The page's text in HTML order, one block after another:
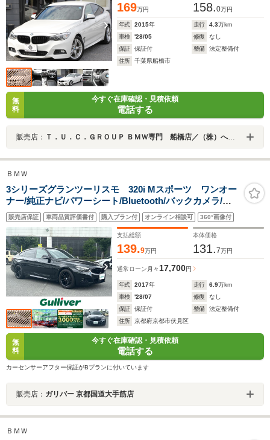
169万円 158.0万円
年式 2015年 走行 4.3万km
車検
'28/05 修復
なし
保証
保証付 整備
法定整備付
住所
千葉県船橋市
無
料
今すぐ在庫確認・見積依頼
電話する
販売店： Ｔ．Ｕ．Ｃ．ＧＲＯＵＰ ＢＭＷ専門 船橋店／（株）へリックス
ＢＭＷ
3シリーズグランツーリスモ 320i Mスポーツ ワンオー
ナー/純正ナビ/パワーシート/Bluetooth/バックカメラ/ア
イドリングストップ/コーナーセンサー/レザーステアリン
グ/パドルシフト/パワーバックドア/
販売店保証 車両品質評価書付 購入プラン付 オンライン相談可 360°画像付
支払総額
139.9万円
本体価格
131.7万円
通常ローン 月々 17,700円
年式 2017年 走行 6.9万km
車検
'28/07 修復
なし
保証
保証付 整備
法定整備付
住所
京都府京都市伏見区
無
料
今すぐ在庫確認・見積依頼
電話する
カーセンサーアフター保証がBプランに付いています
販売店： ガリバー 京都国道大手筋店
ＢＭＷ